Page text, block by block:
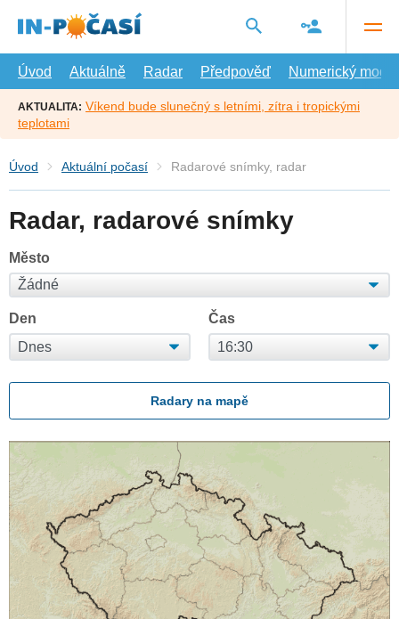
hlavní
Úvod
Aktuálně Radar Předpověď Numerický model
AKTUALITA: Víkend bude slunečný s letními, zítra i tropickými
teplotami
Úvod Aktuální počasí Radarové snímky, radar
Radar, radarové snímky
Město
Den Čas
Radary na mapě